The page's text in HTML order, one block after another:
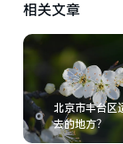
相关文章
北京市丰台区
去的地方？